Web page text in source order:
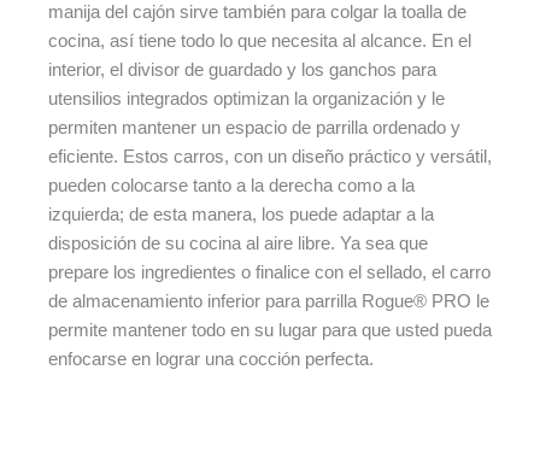
manija del cajón sirve también para colgar la toalla de
cocina, así tiene todo lo que necesita al alcance. En el
interior, el divisor de guardado y los ganchos para
utensilios integrados optimizan la organización y le
permiten mantener un espacio de parrilla ordenado y
eficiente. Estos carros, con un diseño práctico y versátil,
pueden colocarse tanto a la derecha como a la
izquierda; de esta manera, los puede adaptar a la
disposición de su cocina al aire libre. Ya sea que
prepare los ingredientes o finalice con el sellado, el carro
de almacenamiento inferior para parrilla Rogue® PRO le
permite mantener todo en su lugar para que usted pueda
enfocarse en lograr una cocción perfecta.